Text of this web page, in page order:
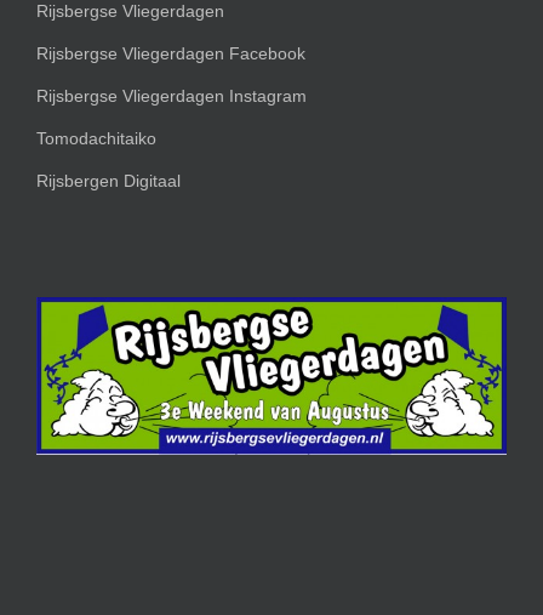
Rijsbergse Vliegerdagen
Rijsbergse Vliegerdagen Facebook
Rijsbergse Vliegerdagen Instagram
Tomodachitaiko
Rijsbergen Digitaal